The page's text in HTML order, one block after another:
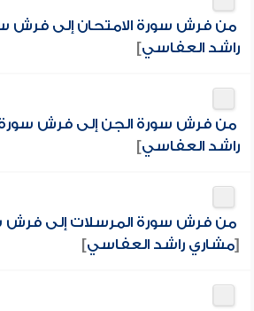
من فرش سورة الامتحان إلى فرش
راشد العفاسي]
من فرش سورة الجن إلى فرش سورة
راشد العفاسي]
من فرش سورة المرسلات إلى فرش
[مشاري راشد العفاسي]